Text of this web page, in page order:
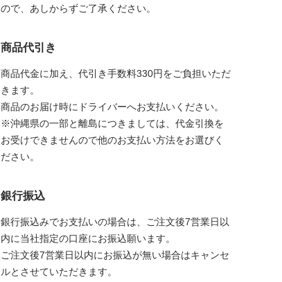
ので、あしからずご了承ください。
商品代引き
商品代金に加え、代引き手数料330円をご負担いただ
きます。
商品のお届け時にドライバーへお支払いください。
※沖縄県の一部と離島につきましては、代金引換を
お受けできませんので他のお支払い方法をお選びく
ださい。
銀行振込
銀行振込みでお支払いの場合は、ご注文後7営業日以
内に当社指定の口座にお振込願います。
ご注文後7営業日以内にお振込が無い場合はキャンセ
ルとさせていただきます。